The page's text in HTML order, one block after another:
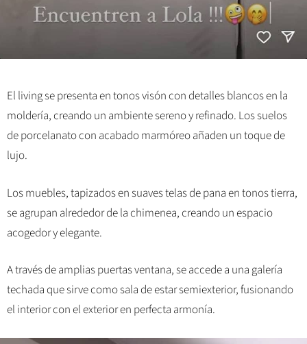
El living se presenta en tonos visón con detalles blancos en la
moldería, creando un ambiente sereno y refinado. Los suelos
de porcelanato con acabado marmóreo añaden un toque de
lujo.
Los muebles, tapizados en suaves telas de pana en tonos tierra,
se agrupan alrededor de la chimenea, creando un espacio
acogedor y elegante.
A través de amplias puertas ventana, se accede a una galería
techada que sirve como sala de estar semiexterior, fusionando
el interior con el exterior en perfecta armonía.